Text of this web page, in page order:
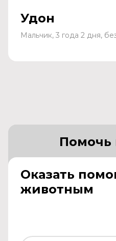
Удон
Мальчик, 3 года 2 дня,
Оказать
животным